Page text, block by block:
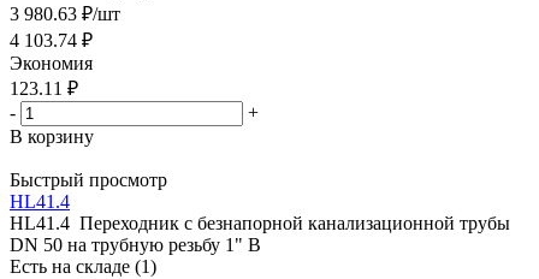
3 980.63 ₽/шт
4 103.74 ₽
Экономия
123.11 ₽
-
+
В корзину
Быстрый просмотр
HL41.4
HL41.4 Переходник с безнапорной канализационной трубы
DN 50 на трубную резьбу 1" В
Есть на складе (1)